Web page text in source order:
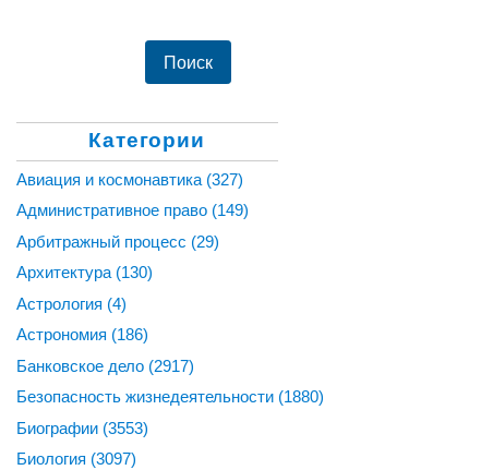
Категории
Авиация и космонавтика (327)
Административное право (149)
Арбитражный процесс (29)
Архитектура (130)
Астрология (4)
Астрономия (186)
Банковское дело (2917)
Безопасность жизнедеятельности (1880)
Биографии (3553)
Биология (3097)